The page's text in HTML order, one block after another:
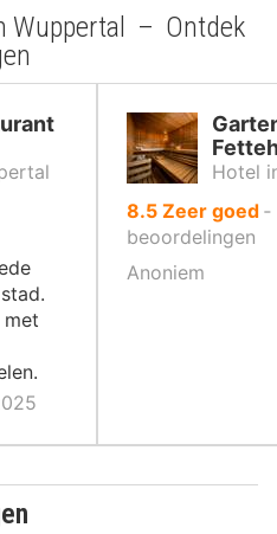
Wuppertal – Ontdek
met
Hotel
8.5uit
10
Zeer goed ‐
beoordelingen
Anoniem